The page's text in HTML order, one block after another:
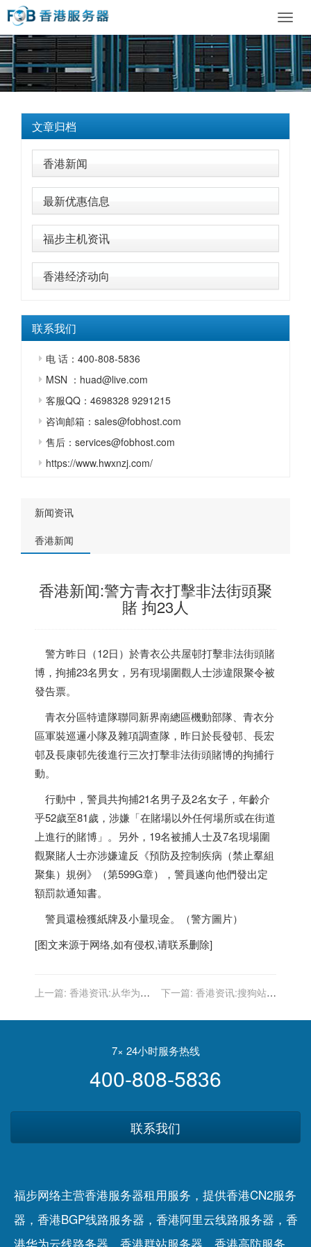
文章归档
香港新闻
最新优惠信息
福步主机资讯
香港经济动向
联系我们
电 话：400-808-5836
MSN ：huad@live.com
客服QQ：4698328 9291215
咨询邮箱：sales@fobhost.com
售后：services@fobhost.com
https://www.hwxnzj.com/
新闻资讯
香港新闻
香港新闻:警方青衣打擊非法街頭聚
賭 拘23人
警方昨日（12日）於青衣公共屋邨打擊非法街頭賭
博，拘捕23名男女，另有現場圍觀人士涉違限聚令被
發告票。
青衣分區特遣隊聯同新界南總區機動部隊、青衣分
區軍裝巡邏小隊及雜項調查隊，昨日於長發邨、長宏
邨及長康邨先後進行三次打擊非法街頭賭博的拘捕行
動。
行動中，警員共拘捕21名男子及2名女子，年齡介
乎52歲至81歲，涉嫌「在賭場以外任何場所或在街道
上進行的賭博」。另外，19名被捕人士及7名現場圍
觀聚賭人士亦涉嫌違反《預防及控制疾病（禁止羣組
聚集）規例》（第599G章），警員遂向他們發出定
額罰款通知書。
警員還檢獲紙牌及小量現金。（警方圖片）
[图文来源于网络,如有侵权,请联系删除]
上一篇: 香港资讯:从华为、
沉”大势已来
下一篇: 香港资讯:搜狗站长
释，它等同于site的收录
7× 24小时服务热线
400-808-5836
联系我们
福步网络主营香港服务器租用服务，提供香港CN2服务
器，香港BGP线路服务器，香港阿里云线路服务器，香
港华为云线路务器，香港群站服务器，香港高防服务